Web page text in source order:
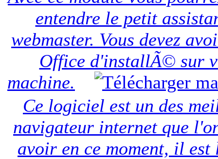
entendre le petit
webmaster. Vous devez
Office d'installÃ© sur
machine.
Ce logiciel est un des
navigateur internet que
avoir en ce moment, il est